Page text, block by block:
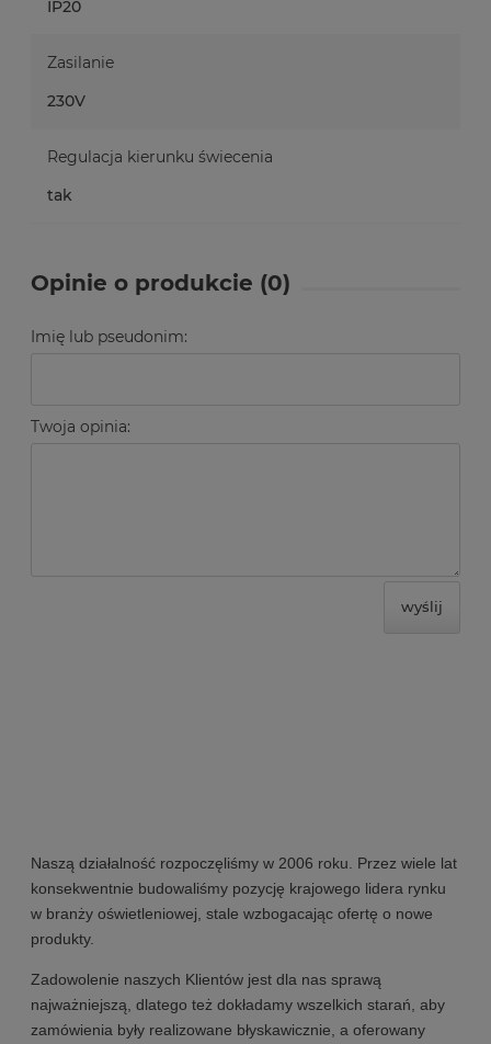
IP20
Zasilanie
230V
Regulacja kierunku świecenia
tak
Opinie o produkcie (0)
Imię lub pseudonim:
Twoja opinia:
wyślij
Naszą działalność rozpoczęliśmy w 2006 roku. Przez wiele lat
konsekwentnie budowaliśmy pozycję krajowego lidera rynku
w branży oświetleniowej, stale wzbogacając ofertę o nowe
produkty.
Zadowolenie naszych Klientów jest dla nas sprawą
najważniejszą, dlatego też dokładamy wszelkich starań, aby
zamówienia były realizowane błyskawicznie, a oferowany